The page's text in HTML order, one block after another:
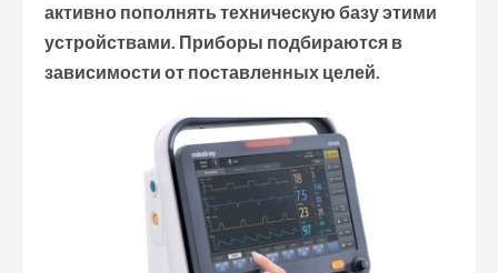
активно пополнять техническую базу этими
устройствами. Приборы подбираются в
зависимости от поставленных целей.